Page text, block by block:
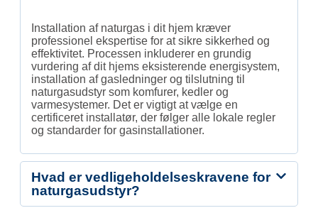
Installation af naturgas i dit hjem kræver
professionel ekspertise for at sikre sikkerhed og
effektivitet. Processen inkluderer en grundig
vurdering af dit hjems eksisterende energisystem,
installation af gasledninger og tilslutning til
naturgasudstyr som komfurer, kedler og
varmesystemer. Det er vigtigt at vælge en
certificeret installatør, der følger alle lokale regler
og standarder for gasinstallationer.
Hvad er vedligeholdelseskravene for
naturgasudstyr?